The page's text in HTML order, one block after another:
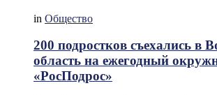
in Общество
200 подростков съехались в
область на ежегодный
«РосПодрос»